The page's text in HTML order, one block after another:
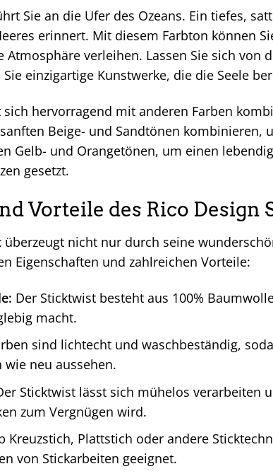
Sie an die Ufer des Ozeans. Ein tiefes,
erinnert. Mit diesem Farbton können
verleihen. Lassen Sie sich von
einzigartige Kunstwerke, die die Seele
sich hervorragend mit anderen Farben
Beige- und Sandtönen kombinieren,
Gelb- und Orangetönen, um einen
gesetzt.
Vorteile des Rico Design
überzeugt nicht nur durch seine
Eigenschaften und zahlreichen Vorteile:
Der Sticktwist besteht aus 100%
macht.
sind lichtecht und waschbeständig,
wie neu aussehen.
Sticktwist lässt sich mühelos verarbeiten
zum Vergnügen wird.
Kreuzstich, Plattstich oder andere
von Stickarbeiten geeignet.